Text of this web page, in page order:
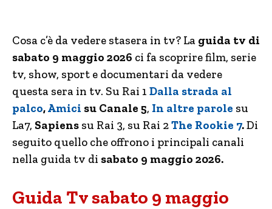
Cosa c’è da vedere stasera in tv? La guida tv di
sabato 9 maggio 2026 ci fa scoprire film, serie
tv, show, sport e documentari da vedere
questa sera in tv. Su Rai 1 Dalla strada al
palco,Amici su Canale 5, In altre parole su
La7, Sapiens su Rai 3, su Rai 2The Rookie 7.Di
seguito quello che offrono i principali canali
nella guida tv di sabato 9 maggio 2026.
Guida Tv sabato 9 maggio